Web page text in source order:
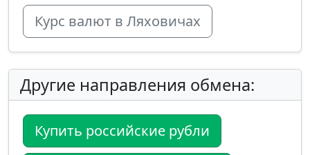
Курс валют в Ляховичах
Другие направления обмена:
Купить российские рубли